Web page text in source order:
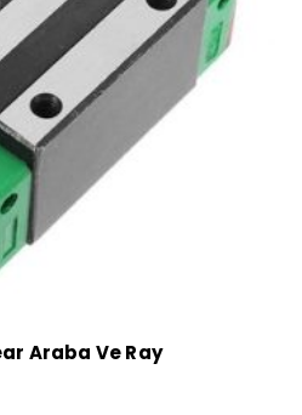
Araba Ve Ray